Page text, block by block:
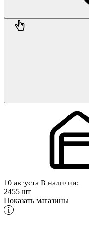
10 августа В наличии:
2455 шт
Показать магазины